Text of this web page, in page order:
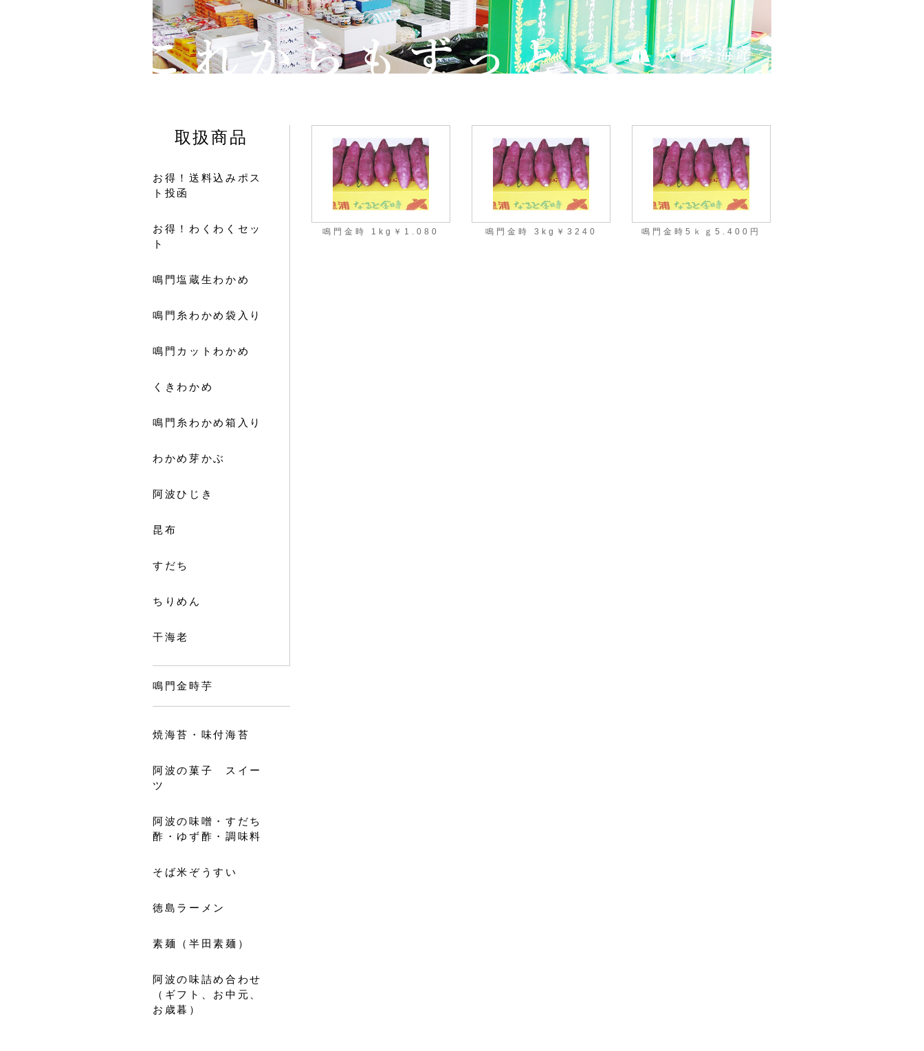
取扱商品
お得！送料込みポス
ト投函
お得！わくわくセッ
ト
鳴門塩蔵生わかめ
鳴門糸わかめ袋入り
鳴門カットわかめ
くきわかめ
鳴門糸わかめ箱入り
わかめ芽かぶ
阿波ひじき
昆布
すだち
ちりめん
干海老
鳴門金時芋
焼海苔・味付海苔
阿波の菓子 スイー
ツ
阿波の味噌・すだち
酢・ゆず酢・調味料
そば米ぞうすい
徳島ラーメン
素麺（半田素麺）
阿波の味詰め合わせ
（ギフト、お中元、
お歳暮）
鳴門金時 1kg￥1.080 鳴門金時 3kg￥3240 鳴門金時5ｋｇ5.400円